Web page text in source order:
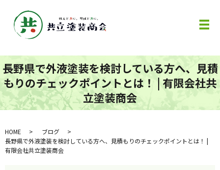
メ
長野県で外液塗装を検討している方へ、見積
もりのチェックポイントとは！ | 有限会社共
立塗装商会
HOME
ブログ
長野県で外液塗装を検討している方へ、見積もりのチェックポイントとは！ |
有限会社共立塗装商会